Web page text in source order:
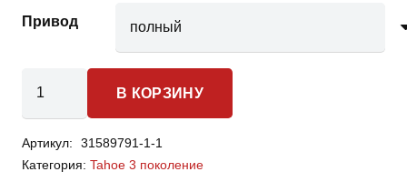
Привод
товара
Tahoe
GMT900
В КОРЗИНУ
Артикул:
31589791-1-1
Категория: Tahoe 3 поколение